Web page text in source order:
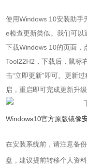
使用Windows 10安装助手
e检查更新类似。我们可以
下载Windows 10的页面
Tool22H2，下载后，鼠标
击“立即更新”即可。更新
启，重启即可完成更新升
Windows10官方原版镜像
在安装系统前，请注意备
盘，建议提前转移个人资